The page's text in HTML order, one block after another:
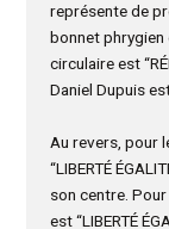
représente de
bonnet phrygien
circulaire est
Daniel Dupuis
Au revers, pour
“LIBERTÉ
son centre.
est “LIBERTÉ